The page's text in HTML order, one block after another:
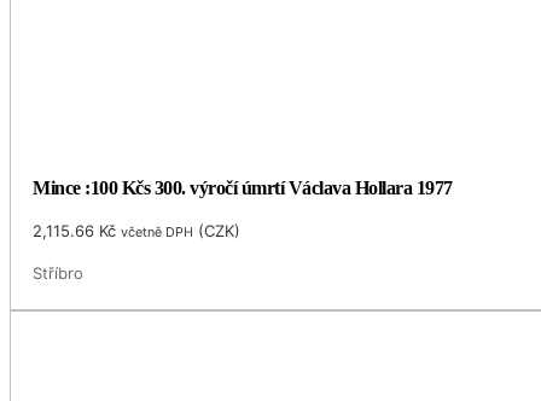
Mince :100 Kčs 300. výročí úmrtí Václava Hollara 1977
2,115.66 Kč včetně DPH (CZK)
Stříbro